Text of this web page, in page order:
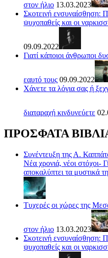
στον ήλιο 13.03.2023
Σκοτεινή ενσυναίσθηση:
ψυχοπαθείς και οι
09.09.2022
Γιατί κάποιοι άνθρωποι
εαυτό τους 09.09.2022
Χάνετε τα λόγια σας ή
διαταραχή κινδυνεύετε
ΠΡΟΣΦΑΤΑ
Συνέντευξη της Α.
Νέα χρονιά, νέοι στόχοι-
αποκαλύπτει τα μυστικά
Τυχερές οι χώρες της
στον ήλιο 13.03.2023
Σκοτεινή ενσυναίσθηση:
ψυχοπαθείς και οι